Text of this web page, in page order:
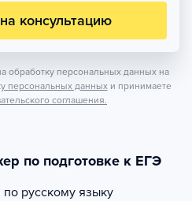
консультацию
обработку персональных данных на
персональных данных и принимаете
соглашения.
по подготовке к ЕГЭ
русскому языку